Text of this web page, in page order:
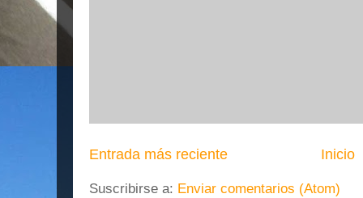
Entrada más reciente Inicio
Suscribirse a: Enviar comentarios (Atom)